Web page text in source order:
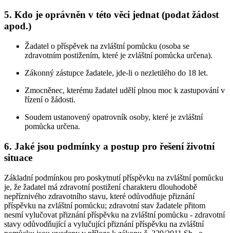
5. Kdo je oprávněn v této věci jednat (podat žádost
apod.)
Žadatel o příspěvek na zvláštní pomůcku (osoba se
zdravotním postižením, které je zvláštní pomůcka určena).
Zákonný zástupce žadatele, jde-li o nezletilého do 18 let.
Zmocněnec, kterému žadatel udělí plnou moc k zastupování v
řízení o žádosti.
Soudem ustanovený opatrovník osoby, které je zvláštní
pomůcka určena.
6. Jaké jsou podmínky a postup pro řešení životní
situace
Základní podmínkou pro poskytnutí příspěvku na zvláštní pomůcku
je, že žadatel má zdravotní postižení charakteru dlouhodobě
nepříznivého zdravotního stavu, které odůvodňuje přiznání
příspěvku na zvláštní pomůcku; zdravotní stav žadatele přitom
nesmí vylučovat přiznání příspěvku na zvláštní pomůcku - zdravotní
stavy odůvodňující a vylučující přiznání příspěvku na zvláštní